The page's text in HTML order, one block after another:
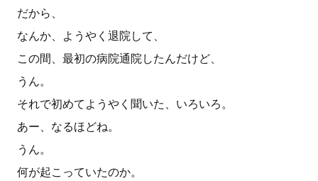
だから、
なんか、ようやく退院して、
この間、最初の病院通院したんだけど、
うん。
それで初めてようやく聞いた、いろいろ。
あー、なるほどね。
うん。
何が起こっていたのか。